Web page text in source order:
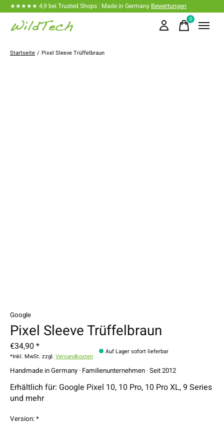
★★★★★ 4,9 bei Trusted Shops · Made in Germany Bewertungen
0items
Startseite / Pixel Sleeve Trüffelbraun
Google
Pixel Sleeve Trüffelbraun
€34,90 *
*Inkl. MwSt. zzgl. Versandkosten
Auf Lager sofort lieferbar
Handmade in Germany · Familienunternehmen · Seit 2012
Erhältlich für: Google Pixel 10, 10 Pro, 10 Pro XL, 9 Series
und mehr
Version:*